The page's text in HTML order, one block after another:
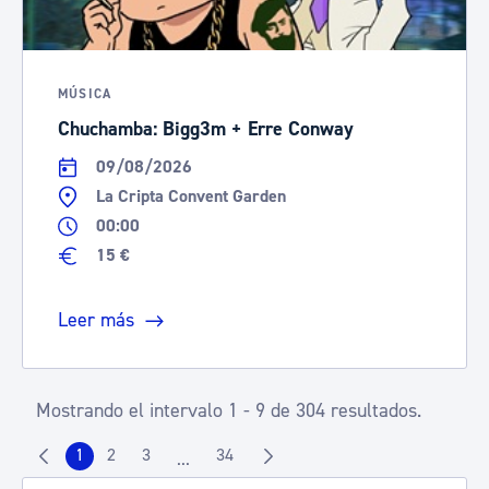
MÚSICA
Chuchamba: Bigg3m + Erre Conway
09/08/2026
La Cripta Convent Garden
00:00
15 €
Leer más
Mostrando el intervalo 1 - 9 de 304 resultados.
Página
1 Página
2 Página
3 ...Páginas intermedias Use TAB para
Página
34